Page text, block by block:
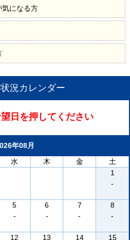
気になる方
況カレンダー
日を押してください
年08月
水 木 金
土
1
-
5
-
6
-
7
-
8
-
12
13
14
15